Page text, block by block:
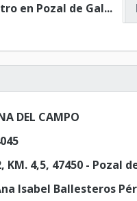
en Pozal de Gal...
DEL CAMPO
KM. 4,5, 47450 - Pozal
Isabel Ballesteros